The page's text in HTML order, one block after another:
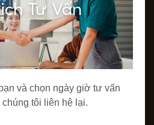
Tư Vấn
và chọn ngày giờ tư vấn
tôi liên hệ lại.